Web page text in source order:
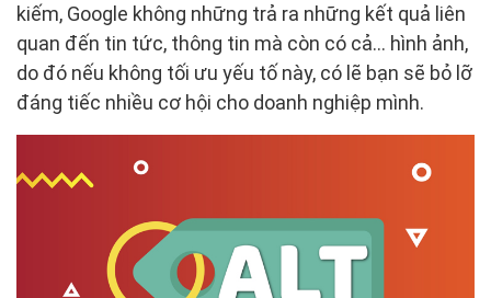
kiếm, Google không những trả ra những kết quả liên
quan đến tin tức, thông tin mà còn có cả… hình ảnh,
do đó nếu không tối ưu yếu tố này, có lẽ bạn sẽ bỏ lỡ
đáng tiếc nhiều cơ hội cho doanh nghiệp mình.